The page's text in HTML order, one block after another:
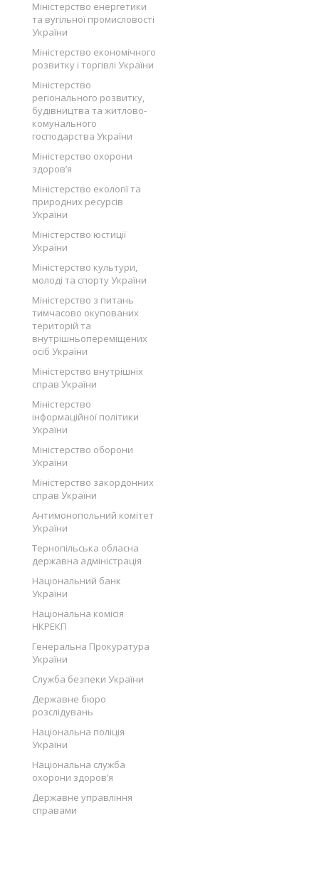
Міністерство енергетики
та вугільної промисловості
України
Міністерство економічного
розвитку і торгівлі України
Міністерство
регіонального розвитку,
будівництва та житлово-
комунального
господарства України
Міністерство охорони
здоров’я
Міністерство екології та
природних ресурсів
України
Міністерство юстиції
України
Міністерство культури,
молоді та спорту України
Міністерство з питань
тимчасово окупованих
територій та
внутрішньопереміщених
осіб України
Міністерство внутрішніх
справ України
Міністерство
інформаційної політики
України
Міністерство оборони
України
Міністерство закордонних
справ України
Антимонопольний комітет
України
Тернопільська обласна
державна адміністрація
Національний банк
України
Національна комісія
НКРЕКП
Генеральна Прокуратура
України
Служба безпеки України
Державне бюро
розслідувань
Національна поліція
України
Національна служба
охорони здоров’я
Державне управління
справами